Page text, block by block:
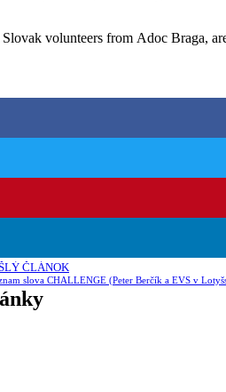
Slovak volunteers from Adoc Braga,
ČLÁNOK
slova CHALLENGE (Peter Berčík a EVS v